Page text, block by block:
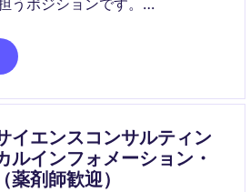
うポジションです。
ライアントと密に連携しなが
プロジェクトの品質・納期・コ
イエンスコンサルティン
ルインフォメーション・
剤師歓迎）